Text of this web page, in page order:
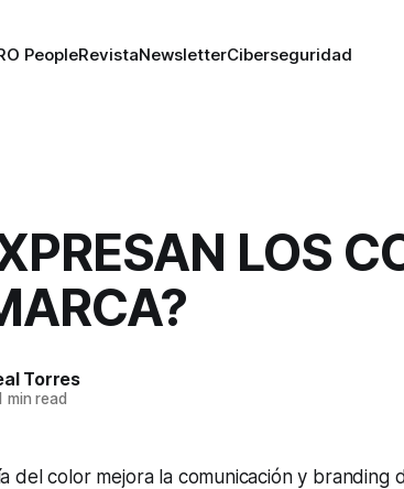
PeopleRevistaNewsletterCiberseguridad
LOS
Torres
min read
del color mejora la comunicación y branding